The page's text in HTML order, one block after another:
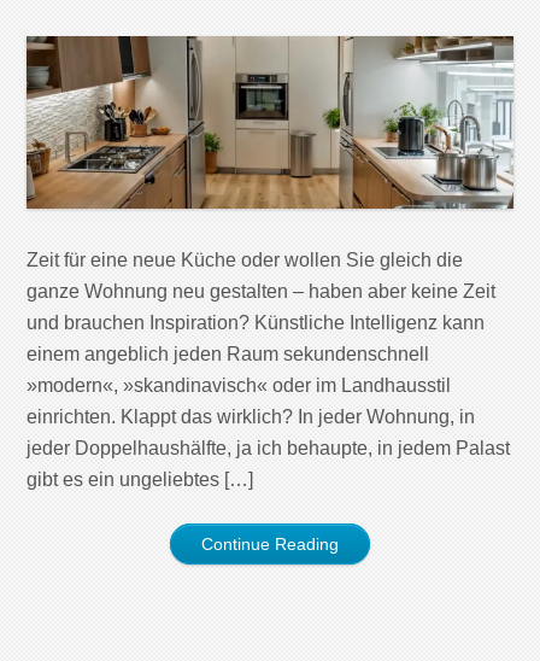
Zeit für eine neue Küche oder wollen Sie gleich die
ganze Wohnung neu gestalten – haben aber keine Zeit
und brauchen Inspiration? Künstliche Intelligenz kann
einem angeblich jeden Raum sekundenschnell
»modern«, »skandinavisch« oder im Landhausstil
einrichten. Klappt das wirklich? In jeder Wohnung, in
jeder Doppelhaushälfte, ja ich behaupte, in jedem Palast
gibt es ein ungeliebtes […]
Continue Reading